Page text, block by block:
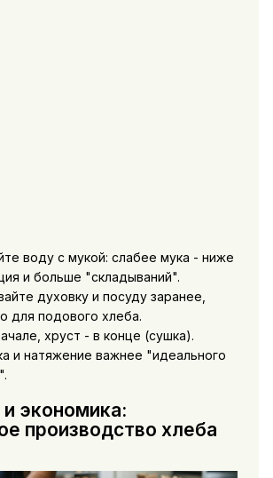
воду с мукой: слабее мука - ниже
и больше "складываний".
духовку и посуду заранее,
для подового хлеба.
хруст - в конце (сушка).
и натяжение важнее "идеального
экономика:
производство хлеба